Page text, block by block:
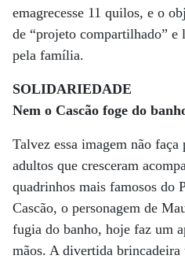
emagrecesse 11 quilos, e o
de “projeto compartilhado” e
pela família.
SOLIDARIEDADE
Nem o Cascão foge do
Talvez essa imagem não
adultos que cresceram
quadrinhos mais famosos do
Cascão, o personagem de
fugia do banho, hoje faz um
mãos. A divertida